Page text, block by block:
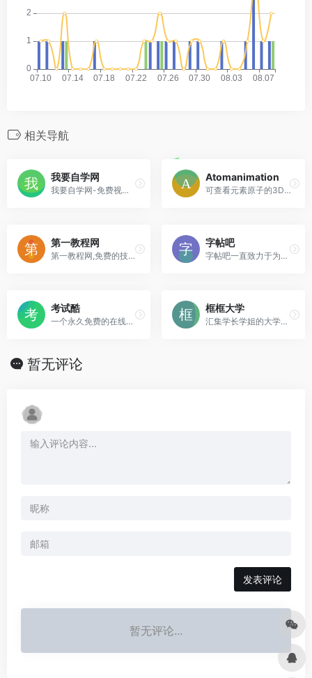
相关导航
我要自学网
我要自学网-免费视频教程,提供全方位软件学习，有3D教程，平面教程，多媒体制作教程，办公信息化教程，机械设计教程，网站制作教程,电脑培训
Atomanimation
可查看元素原子的3D模型
第一教程网
第一教程网,免费的技能、特长、综合知识学习网站,专注于提供最全最实用的教育教学教程。主要栏目有：优质课视频,视频教程,学习方法,实用范文,生活常识,百科知识,阅读分享,教程下载。
字帖吧
字帖吧一直致力于为网民提供方便、快捷的字帖生成服务。
考试酷
一个永久免费的在线考试系统
框框大学
汇集学长学姐的大学专业建议
暂无评论
发表评论
暂无评论...